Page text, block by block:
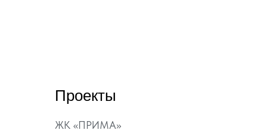
Проекты
ЖК «ПРИМА»